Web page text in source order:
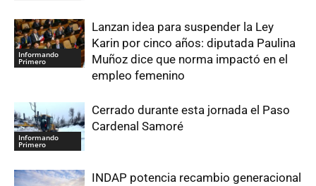
Informando
Primero
Lanzan idea para suspender la Ley
Karin por cinco años: diputada Paulina
Muñoz dice que norma impactó en el
empleo femenino
Informando
Primero
Cerrado durante esta jornada el Paso
Cardenal Samoré
INDAP potencia recambio generacional